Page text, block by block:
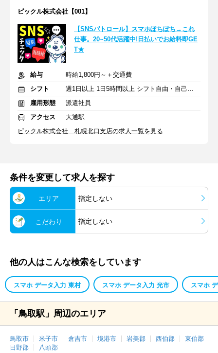
ピックル株式会社【001】
【SNSパトロール】スマホぽちぽち→これ
仕事。20~50代活躍中!日払いでお給料即GE
T★
給与
時給1,800円～＋交通費
シフト
週1日以上 1日5時間以上 シフト自由・自己申告
雇用形態
派遣社員
アクセス
大通駅
ピックル株式会社 札幌北口支店の求人一覧を見る
条件を変更して求人を探す
エリア 指定しない
こだわり 指定しない
他の人はこんな検索をしています
スマホ データ入力 東村 スマホ データ入力 光市 スマホ
「鳥取駅」周辺のエリア
鳥取市 米子市 倉吉市 境港市 岩美郡 西伯郡
東伯郡
日野郡
八頭郡